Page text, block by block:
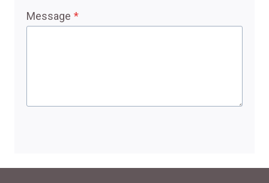
Message *